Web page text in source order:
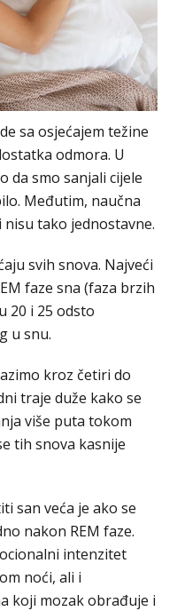
sa osjećajem težine
odmora. U
da smo sanjali cijele
Međutim, naučna
tako jednostavne.
svih snova. Najveći
faze sna (faza brzih
20 i 25 odsto
u snu.
kroz četiri do
traje duže kako se
više puta tokom
tih snova kasnije
san veća je ako se
nakon REM faze.
intenzitet
noći, ali i
koji mozak obrađuje i